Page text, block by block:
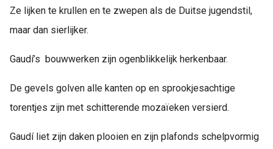
Ze lijken te krullen en te zwepen als de Duitse jugendstil,
maar dan sierlijker.
Gaudí’s bouwwerken zijn ogenblikkelijk herkenbaar.
De gevels golven alle kanten op en sprookjesachtige
torentjes zijn met schitterende mozaïeken versierd.
Gaudí liet zijn daken plooien en zijn plafonds schelpvormig